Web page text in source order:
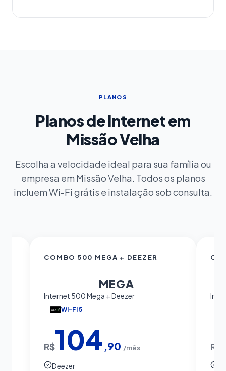
PLANOS
Planos de Internet em
Missão Velha
Escolha a velocidade ideal para sua família ou
empresa em Missão Velha. Todos os planos
incluem Wi-Fi grátis e instalação sob consulta.
COMBO 500 MEGA + DEEZER
MEGA
Internet 500 Mega + Deezer
Wi-Fi 5
R$104 ,90 /mês
Deezer
R$